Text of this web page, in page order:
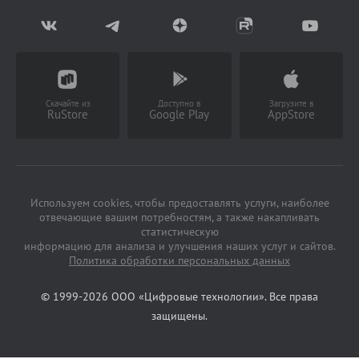
Партнерство
Скачайте из
RuStore
Доступно в
Google Play
Загрузите в
AppStore
Используем cookies, чтобы предоставлять услуги, наиболее
отвечающие вашим потребностям, а также накапливать
статистическую
информацию для анализа и улучшения наших услуг и сайтов.
Политика обработки персональных данных
© 1999-2026 ООО «Цифровые технологии». Все права
защищены.